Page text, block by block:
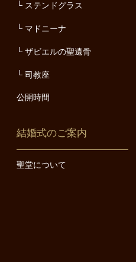
ステンドグラス
マドニーナ
ザビエルの聖遺骨
司教座
公開時間
結婚式のご案内
聖堂について